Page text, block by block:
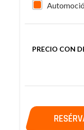
PRECIO CON